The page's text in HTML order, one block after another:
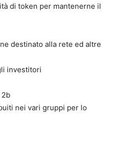
di token per mantenerne il
destinato alla rete ed altre
investitori
2b
nei vari gruppi per lo